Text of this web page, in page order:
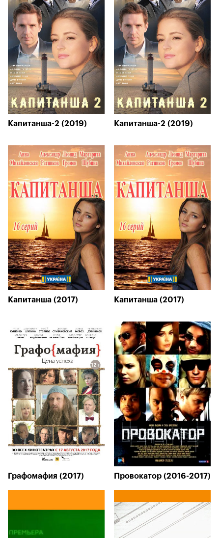
Капитанша-2 (2019) Капитанша-2 (2019)
Капитанша (2017) Капитанша (2017)
Графомафия (2017) Провокатор (2016-2017)